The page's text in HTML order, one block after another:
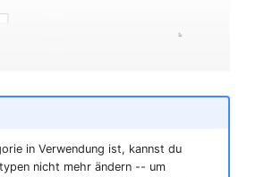
in Verwendung ist, kannst du
nicht mehr ändern -- um